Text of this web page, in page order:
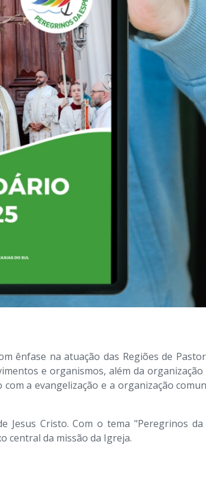
ênfase na atuação das Regiões de
e organismos, além da
a evangelização e a organização
Cristo. Com o tema "Peregrinos
central da missão da Igreja.